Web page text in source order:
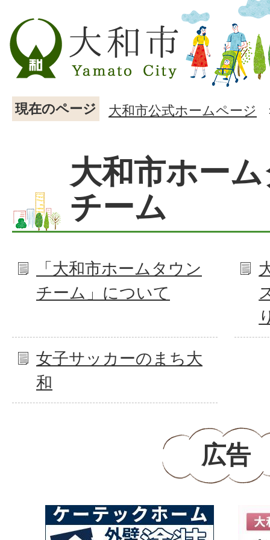
現在のページ 大和市公式ホームページ
大和市ホー
チーム
「大和市ホームタウン
チーム」について
女子サッカーのまち大
和
広告